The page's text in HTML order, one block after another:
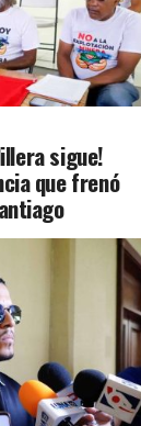
sigue!
que frenó